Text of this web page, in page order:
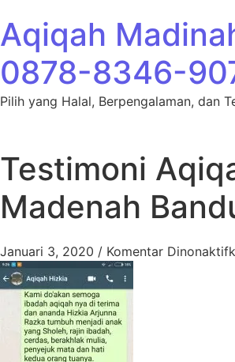
Aqiqah
0878-8346-
Pilih yang Halal, Berpengalaman, dan
Testimoni
Madenah
Januari 3, 2020 / Komentar